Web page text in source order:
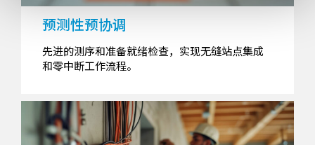
预测性预协调
先进的测序和准备就绪检查，实现无缝站点集成
和零中断工作流程。